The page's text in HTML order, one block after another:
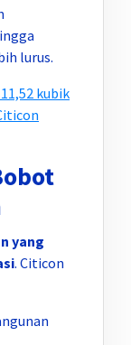
lurus.
kubik
yang
. Citicon